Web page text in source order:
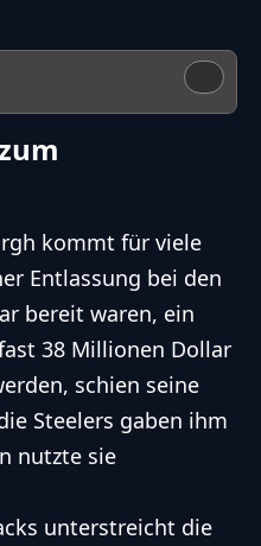
kommt für viele
Entlassung bei den
bereit waren, ein
38 Millionen Dollar
schien seine
Steelers gaben ihm
nutzte sie
unterstreicht die